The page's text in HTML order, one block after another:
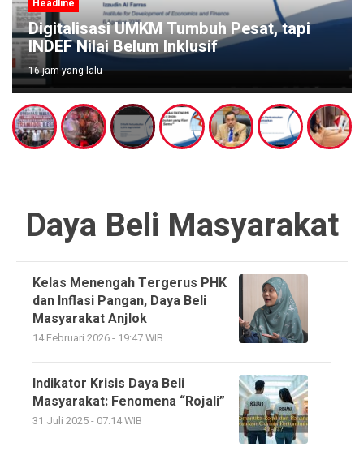
Headline
Digitalisasi UMKM Tumbuh Pesat, tapi
INDEF Nilai Belum Inklusif
16 jam yang lalu
Daya Beli Masyarakat
Kelas Menengah Tergerus PHK
dan Inflasi Pangan, Daya Beli
Masyarakat Anjlok
14 Februari 2026 - 19:47 WIB
Indikator Krisis Daya Beli
Masyarakat: Fenomena “Rojali”
31 Juli 2025 - 07:14 WIB